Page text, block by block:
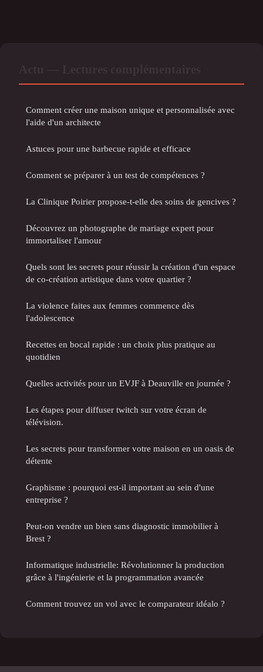
Comment créer une maison unique et personnalisée avec
l'aide d'un architecte
Astuces pour une barbecue rapide et efficace
Comment se préparer à un test de compétences ?
La Clinique Poirier propose-t-elle des soins de gencives ?
Découvrez un photographe de mariage expert pour
immortaliser l'amour
Quels sont les secrets pour réussir la création d'un espace
de co-création artistique dans votre quartier ?
La violence faites aux femmes commence dès
l'adolescence
Recettes en bocal rapide : un choix plus pratique au
quotidien
Quelles activités pour un EVJF à Deauville en journée ?
Les étapes pour diffuser twitch sur votre écran de
télévision.
Les secrets pour transformer votre maison en un oasis de
détente
Graphisme : pourquoi est-il important au sein d'une
entreprise ?
Peut-on vendre un bien sans diagnostic immobilier à
Brest ?
Informatique industrielle: Révolutionner la production
grâce à l'ingénierie et la programmation avancée
Comment trouvez un vol avec le comparateur idéalo ?